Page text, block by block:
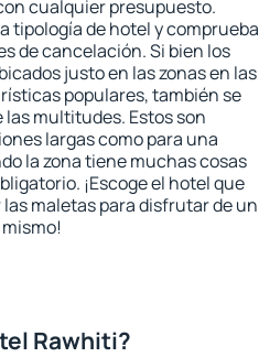
cualquier presupuesto.
tipología de hotel y comprueba
de cancelación. Si bien los
justo en las zonas en las
populares, también se
multitudes. Estos son
largas como para una
la zona tiene muchas cosas
¡Escoge el hotel que
maletas para disfrutar de un
Rawhiti?